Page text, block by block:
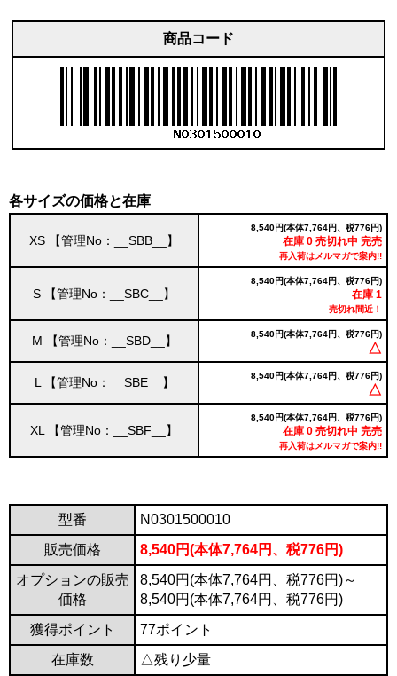
商品コード
各サイズの価格と在庫
XS 【管理No：__SBB__】
8,540円(本体7,764円、税776円)
在庫 0 売切れ中 完売
再入荷はメルマガで案内!!
S 【管理No：__SBC__】
8,540円(本体7,764円、税776円)
在庫 1
売切れ間近！
M 【管理No：__SBD__】 8,540円(本体7,764円、税776円)
△
L 【管理No：__SBE__】 8,540円(本体7,764円、税776円)
△
XL 【管理No：__SBF__】
8,540円(本体7,764円、税776円)
在庫 0 売切れ中 完売
再入荷はメルマガで案内!!
型番
N0301500010
販売価格
8,540円(本体7,764円、税776円)
オプションの販売
価格
8,540円(本体7,764円、税776円)～
8,540円(本体7,764円、税776円)
獲得ポイント
77ポイント
在庫数
△残り少量